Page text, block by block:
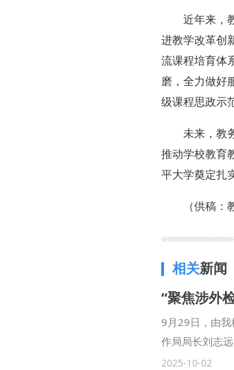
近年来，
进教学改革创
流课程培育体
磨，全力做好
级课程思政示
未来，教
推动学校教育
平大学奠定扎
（供稿：
相关新闻
“聚焦涉外
9月29日，由我
作局局长刘志
安市长安区人
2025-10-02